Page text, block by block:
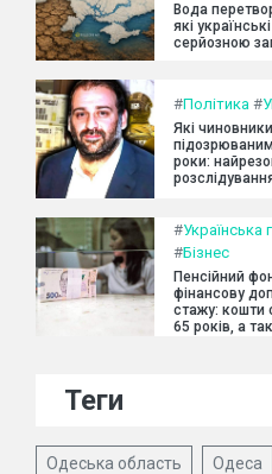
Вода
які
серйозною
#Політика #
Які
роки:
#Українська
#Бізнес
Пенсійний
фінансову
стажу: кошти
65 років, а
Теги
Одеська область Одеса